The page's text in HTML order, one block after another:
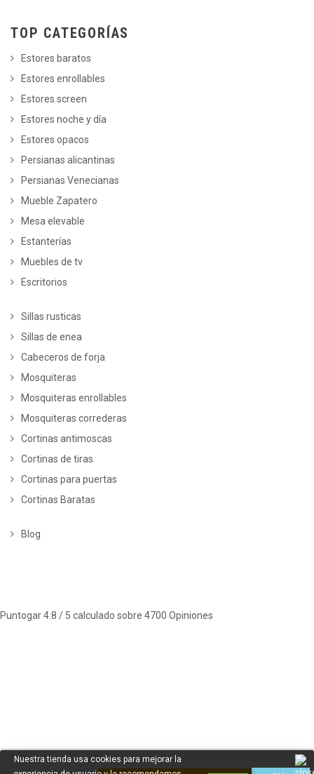
Nuestra tienda usa cookies para mejorar la
TOP CATEGORÍAS
Estores baratos
Estores enrollables
Estores screen
Estores noche y día
Estores opacos
Persianas alicantinas
Persianas Venecianas
Mueble Zapatero
Mesa elevable
Estanterías
Muebles de tv
Escritorios
Sillas rusticas
Sillas de enea
Cabeceros de forja
Mosquiteras
Mosquiteras enrollables
Mosquiteras correderas
Cortinas antimoscas
Cortinas de tiras
Cortinas para puertas
Cortinas Baratas
Blog
Puntogar4.8 / 5 calculado sobre 4700 Opiniones